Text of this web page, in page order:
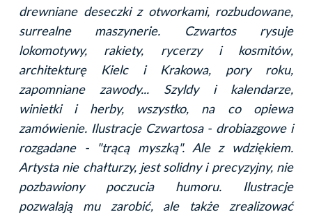
drewniane deseczki z otworkami, rozbudowane,
surrealne maszynerie. Czwartos rysuje
lokomotywy, rakiety, rycerzy i kosmitów,
architekturę Kielc i Krakowa, pory roku,
zapomniane zawody... Szyldy i kalendarze,
winietki i herby, wszystko, na co opiewa
zamówienie. Ilustracje Czwartosa - drobiazgowe i
rozgadane - "trącą myszką". Ale z wdziękiem.
Artysta nie chałturzy, jest solidny i precyzyjny, nie
pozbawiony poczucia humoru. Ilustracje
pozwalają mu zarobić, ale także zrealizować